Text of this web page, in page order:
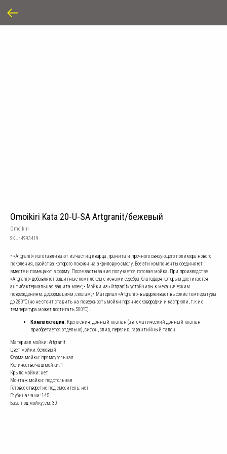
Omoikiri Kata 20-U-SA Artgranit/бежевый
Omoikiri
SKU:4993419
• «Artgranit» изготавливают из частиц кварца, гранита и прочного связующего полимера нового
поколения, свойства которого похожи на акриловую смолу. Все эти компоненты соединяют
вместе и помещают в форму. После застывания получается готовая мойка. При производстве
«Artgranit» добавляют защитные комплексы с ионами серебра, благодаря которым достигается
антибактериальная защита моек; • Мойки из «Artgranit» устойчивы к механическим
повреждениям: деформациям, сколам; • Материал «Artgranit» выдерживает высокие температуры
до 280°С (но не стоит ставить на поверхность мойки горячие сковородки и кастрюли, т.к их
температура может достигать 500°С).
Комплектация: Крепления, донный клапан (автоматический донный клапан
приобретается отдельно), сифон, слив, перелив, гарантийный талон.
Материал мойки: Artgranit
Цвет мойки: бежевый
Форма мойки: прямоугольная
Количество чаш мойки: 1
Крыло мойки: нет
Монтаж мойки: подстольная
Готовое отверстие под смеситель: нет
Глубина чаши: 145
База под мойку, см: 30